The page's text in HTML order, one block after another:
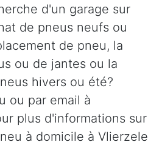
d'un garage sur
de pneus neufs ou
de pneu, la
ou de jantes ou la
hivers ou été?
ou par email à
plus d'informations sur
à domicile à Vlierzele